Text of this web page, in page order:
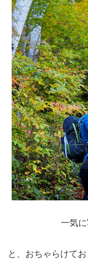
一気に
と、おちゃらけてお